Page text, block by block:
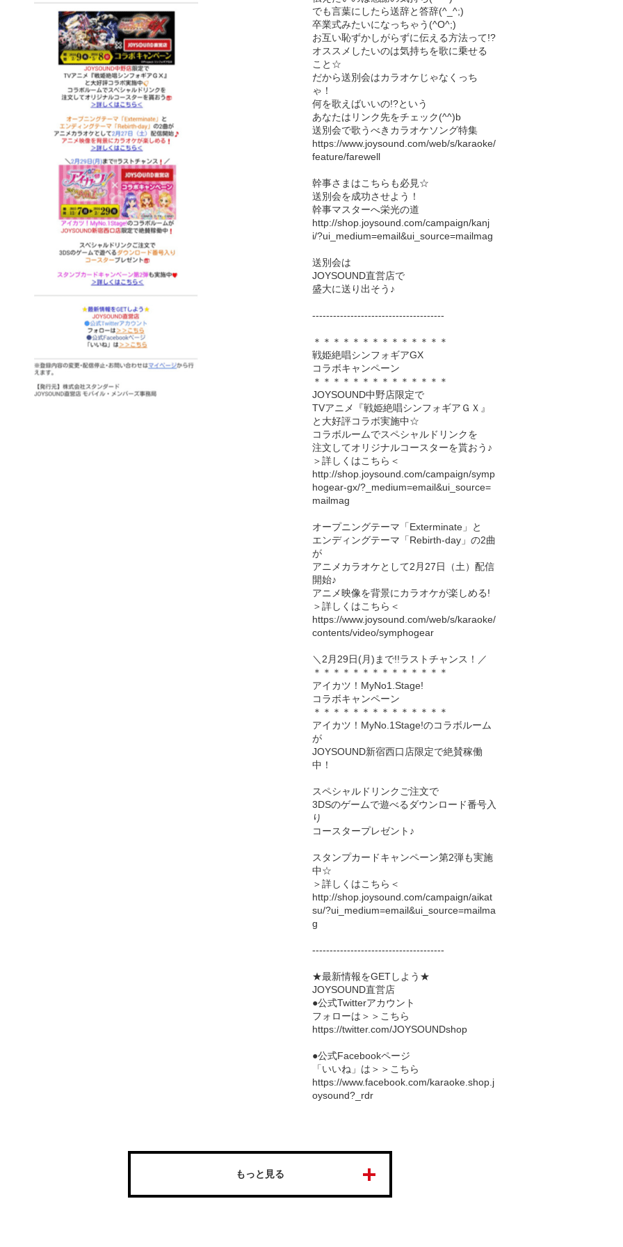
でも言葉にしたら送辞と答辞(^_^;)
卒業式みたいになっちゃう(^O^;)
お互い恥ずかしがらずに伝える方法って!?
オススメしたいのは気持ちを歌に乗せる
こと☆
だから送別会はカラオケじゃなくっち
ゃ！
何を歌えばいいの!?という
あなたはリンク先をチェック(^^)b
送別会で歌うべきカラオケソング特集
https://www.joysound.com/web/s/karaoke/
feature/farewell
幹事さまはこちらも必見☆
送別会を成功させよう！
幹事マスターへ栄光の道
http://shop.joysound.com/campaign/kanj
i/?ui_medium=email&ui_source=mailmag
送別会は
JOYSOUND直営店で
盛大に送り出そう♪
--------------------------------------
＊＊＊＊＊＊＊＊＊＊＊＊＊＊
戦姫絶唱シンフォギアGX
コラボキャンペーン
＊＊＊＊＊＊＊＊＊＊＊＊＊＊
JOYSOUND中野店限定で
TVアニメ『戦姫絶唱シンフォギアＧＸ』
と大好評コラボ実施中☆
コラボルームでスペシャルドリンクを
注文してオリジナルコースターを貰おう♪
＞詳しくはこちら＜
http://shop.joysound.com/campaign/symp
hogear-gx/?_medium=email&ui_source=
mailmag
オープニングテーマ「Exterminate」と
エンディングテーマ「Rebirth-day」の2曲
が
アニメカラオケとして2月27日（土）配信
開始♪
アニメ映像を背景にカラオケが楽しめる!
＞詳しくはこちら＜
https://www.joysound.com/web/s/karaoke/
contents/video/symphogear
＼2月29日(月)まで!!ラストチャンス！／
＊＊＊＊＊＊＊＊＊＊＊＊＊＊
アイカツ！MyNo1.Stage!
コラボキャンペーン
＊＊＊＊＊＊＊＊＊＊＊＊＊＊
アイカツ！MyNo.1Stage!のコラボルーム
が
JOYSOUND新宿西口店限定で絶賛稼働
中！
スペシャルドリンクご注文で
3DSのゲームで遊べるダウンロード番号入
り
コースタープレゼント♪
スタンプカードキャンペーン第2弾も実施
中☆
＞詳しくはこちら＜
http://shop.joysound.com/campaign/aikat
su/?ui_medium=email&ui_source=mailma
g
--------------------------------------
★最新情報をGETしよう★
JOYSOUND直営店
●公式Twitterアカウント
フォローは＞＞こちら
https://twitter.com/JOYSOUNDshop
●公式Facebookページ
「いいね」は＞＞こちら
https://www.facebook.com/karaoke.shop.j
oysound?_rdr
もっと見る